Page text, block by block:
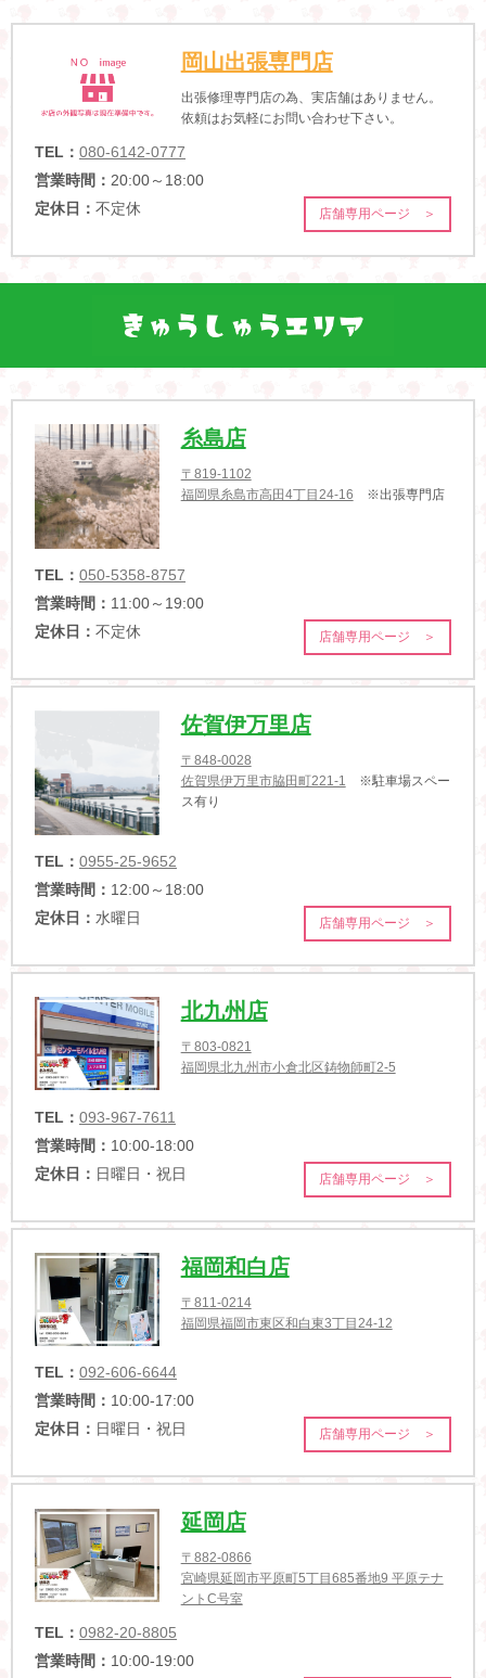
岡山出張専門店
出張修理専門店の為、実店舗はありません。
依頼はお気軽にお問い合わせ下さい。
TEL： 080-6142-0777
営業時間： 20:00～18:00
定休日： 不定休 店舗専用ページ ＞
糸島店
〒819-1102
福岡県糸島市高田4丁目24-16 ※出張専門店
TEL： 050-5358-8757
営業時間： 11:00～19:00
定休日： 不定休 店舗専用ページ ＞
佐賀伊万里店
〒848-0028
佐賀県伊万里市脇田町221-1 ※駐車場スペー
ス有り
TEL： 0955-25-9652
営業時間： 12:00～18:00
定休日： 水曜日 店舗専用ページ ＞
北九州店
〒803-0821
福岡県北九州市小倉北区鋳物師町2-5
TEL： 093-967-7611
営業時間： 10:00-18:00
定休日： 日曜日・祝日 店舗専用ページ ＞
福岡和白店
〒811-0214
福岡県福岡市東区和白東3丁目24-12
TEL： 092-606-6644
営業時間： 10:00-17:00
定休日： 日曜日・祝日 店舗専用ページ ＞
延岡店
〒882-0866
宮崎県延岡市平原町5丁目685番地9 平原テナ
ントC号室
TEL： 0982-20-8805
営業時間： 10:00-19:00